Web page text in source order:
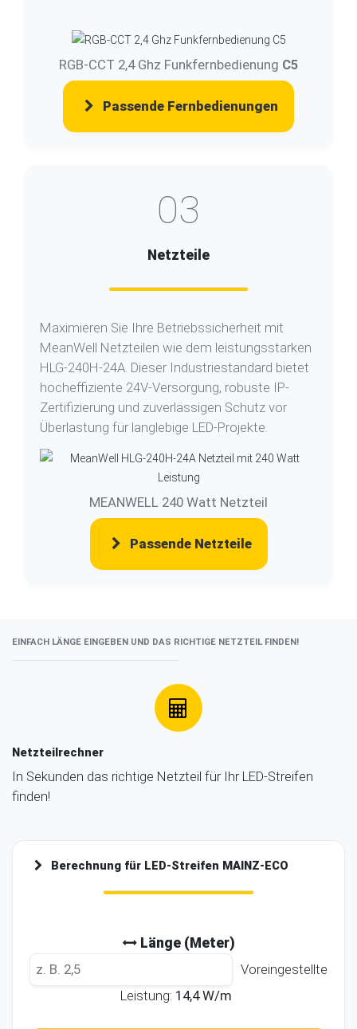
RGB-CCT 2,4 Ghz Funkfernbedienung C5
Passende Fernbedienungen
03
Netzteile
Maximieren Sie Ihre Betriebssicherheit mit
MeanWell Netzteilen wie dem leistungsstarken
HLG-240H-24A. Dieser Industriestandard bietet
hocheffiziente 24V-Versorgung, robuste IP-
Zertifizierung und zuverlässigen Schutz vor
Überlastung für langlebige LED-Projekte.
MEANWELL 240 Watt Netzteil
Passende Netzteile
EINFACH LÄNGE EINGEBEN UND DAS RICHTIGE NETZTEIL FINDEN!
Netzteilrechner
In Sekunden das richtige Netzteil für Ihr LED-Streifen
finden!
Berechnung für LED-Streifen MAINZ-ECO
Länge (Meter)
Voreingestellte
Leistung: 14,4W/m